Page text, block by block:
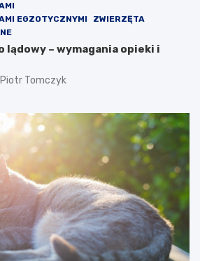
EGZOTYCZNYMI
ZWIERZĘTA
lądowy – wymagania opieki i
Piotr Tomczyk